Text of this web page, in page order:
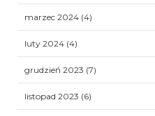
marzec 2024 (4)
luty 2024 (4)
grudzień 2023 (7)
listopad 2023 (6)